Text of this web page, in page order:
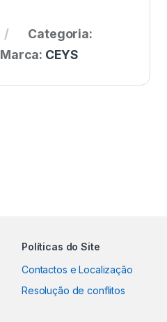
Categoria:
Marca: CEYS
Políticas do Site
Contactos e Localização
Resolução de conflitos